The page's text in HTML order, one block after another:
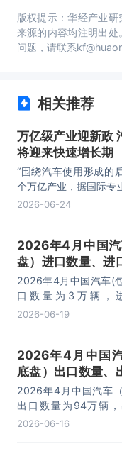
版权提示：华经产业
来源的内容均注明出
问题，请联系
相关推荐
万亿级产业迎新政
将迎来快速增长期
“围绕汽车使用形成的
个万亿产业，据国际专
全球汽车后市场规模已
2026-06-24
2026年4月中国
盘）进口数量、进
口均价统计分析
2026年4月中国汽车(
口数量为3万辆，
131120.1万美元，
2026-06-19
2026年4月中国
底盘）出口数量、
出口均价统计分析
2026年4月中国汽车（
出口数量为94万辆
1609616.4万美元，
2026-06-16